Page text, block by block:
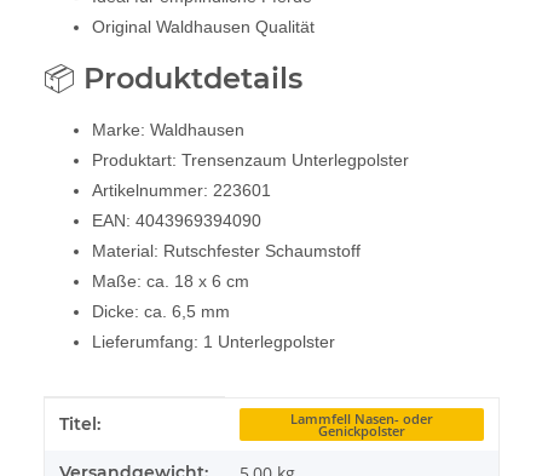
Original Waldhausen Qualität
📦 Produktdetails
Marke: Waldhausen
Produktart: Trensenzaum Unterlegpolster
Artikelnummer: 223601
EAN: 4043969394090
Material: Rutschfester Schaumstoff
Maße: ca. 18 x 6 cm
Dicke: ca. 6,5 mm
Lieferumfang: 1 Unterlegpolster
Produkteigenschaft
Wert
Titel: Lammfell Nasen- oder
Genickpolster